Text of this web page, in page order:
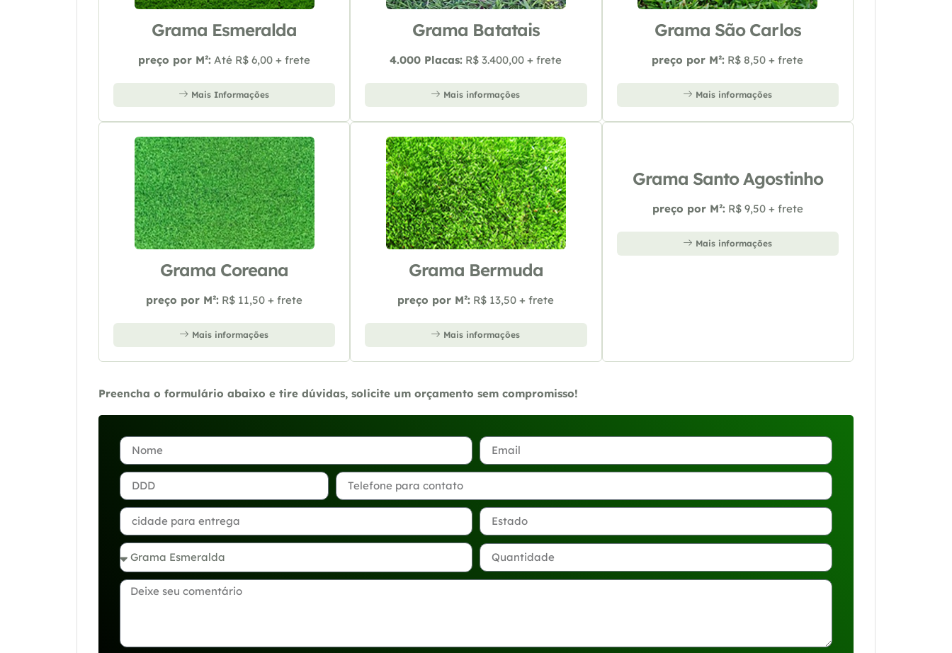
Grama Esmeralda
preço por M²: Até R$ 6,00 + frete
Mais Informações
Grama Batatais
4.000 Placas: R$ 3.400,00 + frete
Mais informações
Grama São Carlos
preço por M²: R$ 8,50 + frete
Mais informações
Grama Coreana
preço por M²: R$ 11,50 + frete
Mais informações
Grama Bermuda
preço por M²: R$ 13,50 + frete
Mais informações
Grama Santo Agostinho
preço por M²: R$ 9,50 + frete
Mais informações
Preencha o formulário abaixo e tire dúvidas, solicite um orçamento sem compromisso!